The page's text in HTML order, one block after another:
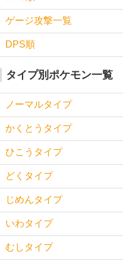
ゲージ攻撃一覧
DPS順
タイプ別ポケモン一覧
ノーマルタイプ
かくとうタイプ
ひこうタイプ
どくタイプ
じめんタイプ
いわタイプ
むしタイプ